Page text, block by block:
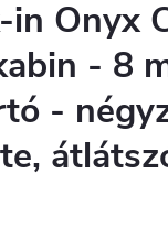
Onyx
- 8
-